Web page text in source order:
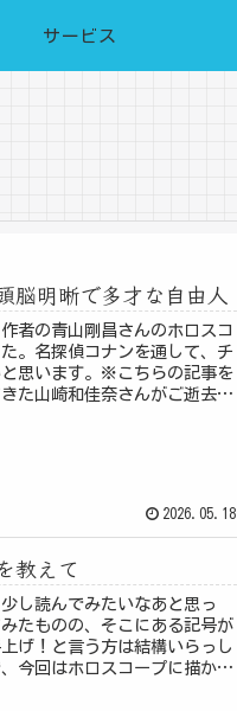
サービス
明晰で多才な自由人
者の青山剛昌さんのホロスコ
。名探偵コナンを通して、チ
思います。※こちらの記事を
た山崎和佳奈さんがご逝去さ
2026.05.18
教えて
し読んでみたいなあと思っ
たものの、そこにある記号が
げ！と言う方は結構いらっし
今回はホロスコープに描かれ